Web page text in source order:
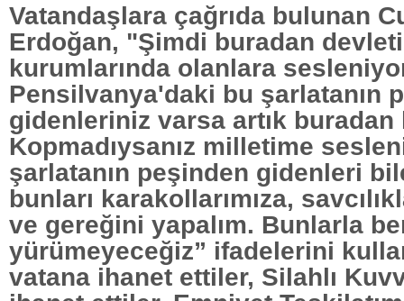
Vatandaşlara çağrıda bulunan
Erdoğan, "Şimdi buradan
kurumlarında olanlara
Pensilvanya'daki bu şarlatanın
gidenleriniz varsa artık buradan
Kopmadıysanız milletime
şarlatanın peşinden gidenleri
bunları karakollarımıza,
ve gereğini yapalım. Bunlarla
yürümeyeceğiz” ifadelerini
vatana ihanet ettiler, Silahlı